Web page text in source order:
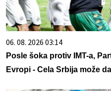
06. 08. 2026 03:14
Posle šoka protiv IMT-a,
Evropi - Cela Srbija može